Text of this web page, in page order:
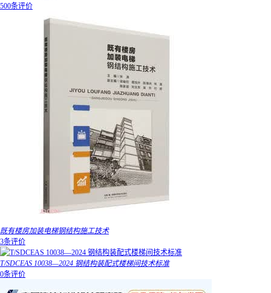
500条评价
既有楼房加装电梯钢结构施工技术
3条评价
T/SDCEAS 10038—2024 钢结构装配式楼梯间技术标准
0条评价